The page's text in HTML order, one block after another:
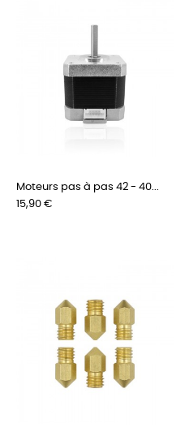
Moteurs pas à pas 42 - 40...
Prix
15,90 €